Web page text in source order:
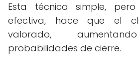
Esta técnica simple,
efectiva, hace que el
valorado,
probabilidades de cierre.